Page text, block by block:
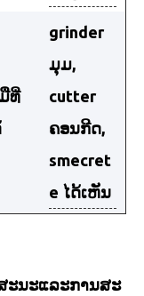
ທີ່
grinder
ມຸມ,
cutter
ຄອນກີດ,
smecret
e ໄດ້ເຫັນ
ະນະແລະການສະ